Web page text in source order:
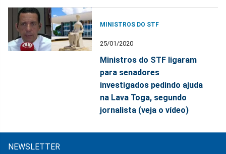
MINISTROS DO STF
25/01/2020
Ministros do STF ligaram
para senadores
investigados pedindo ajuda
na Lava Toga, segundo
jornalista (veja o vídeo)
NEWSLETTER